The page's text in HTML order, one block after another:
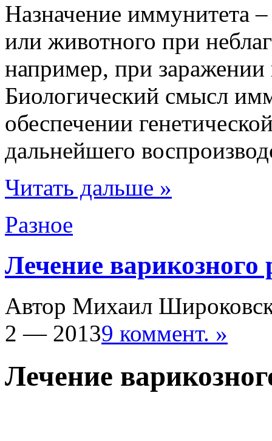
Назначение иммунитета
или животного при
например, при
Биологический смысл
обеспечении
дальнейшего
Читать дальше »
Разное
Лечение
Автор Михаил
2 — 20139 коммент. »
Лечение